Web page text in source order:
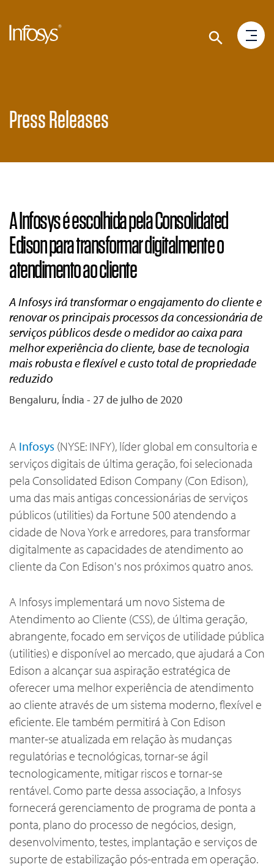
Press Releases
A Infosys é escolhida pela Consolidated
Edison para transformar digitalmente o
atendimento ao cliente
A Infosys irá transformar o engajamento do cliente e
renovar os principais processos da concessionária de
serviços públicos desde o medidor ao caixa para
melhor experiência do cliente, base de tecnologia
mais robusta e flexível e custo total de propriedade
reduzido
Bengaluru, Índia - 27 de julho de 2020
A Infosys (NYSE: INFY), líder global em consultoria e
serviços digitais de última geração, foi selecionada
pela Consolidated Edison Company (Con Edison),
uma das mais antigas concessionárias de serviços
públicos (utilities) da Fortune 500 atendendo a
cidade de Nova York e arredores, para transformar
digitalmente as capacidades de atendimento ao
cliente da Con Edison's nos próximos quatro anos.
A Infosys implementará um novo Sistema de
Atendimento ao Cliente (CSS), de última geração,
abrangente, focado em serviços de utilidade pública
(utilities) e disponível ao mercado, que ajudará a Con
Edison a alcançar sua aspiração estratégica de
oferecer uma melhor experiência de atendimento
ao cliente através de um sistema moderno, flexível e
eficiente. Ele também permitirá à Con Edison
manter-se atualizada em relação às mudanças
regulatórias e tecnológicas, tornar-se ágil
tecnologicamente, mitigar riscos e tornar-se
rentável. Como parte dessa associação, a Infosys
fornecerá gerenciamento de programa de ponta a
ponta, plano do processo de negócios, design,
desenvolvimento, testes, implantação e serviços de
suporte de estabilização pós-entrada em operação.